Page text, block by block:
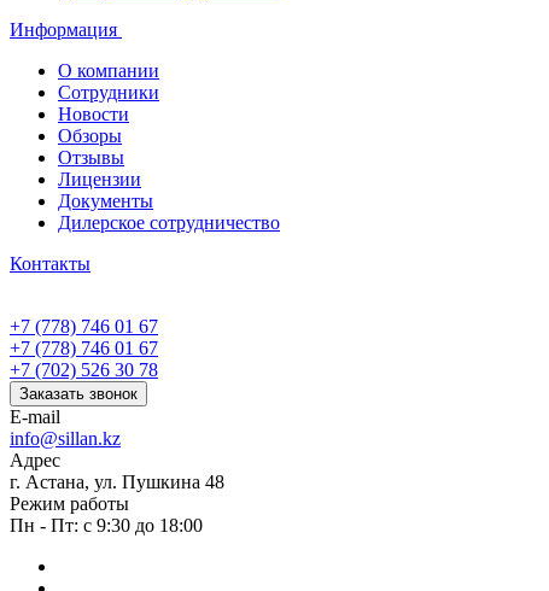
Информация
О компании
Сотрудники
Новости
Обзоры
Отзывы
Лицензии
Документы
Дилерское сотрудничество
Контакты
+7 (778) 746 01 67
+7 (778) 746 01 67
+7 (702) 526 30 78
Заказать звонок
E-mail
info@sillan.kz
Адрес
г. Астана, ул. Пушкина 48
Режим работы
Пн - Пт: с 9:30 до 18:00